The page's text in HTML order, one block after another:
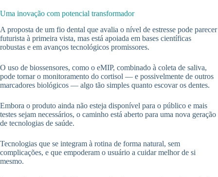
Uma inovação com potencial transformador
A proposta de um fio dental que avalia o nível de estresse pode parecer
futurista à primeira vista, mas está apoiada em bases científicas
robustas e em avanços tecnológicos promissores.
O uso de biossensores, como o eMIP, combinado à coleta de saliva,
pode tornar o monitoramento do cortisol — e possivelmente de outros
marcadores biológicos — algo tão simples quanto escovar os dentes.
Embora o produto ainda não esteja disponível para o público e mais
testes sejam necessários, o caminho está aberto para uma nova geração
de tecnologias de saúde.
Tecnologias que se integram à rotina de forma natural, sem
complicações, e que empoderam o usuário a cuidar melhor de si
mesmo.